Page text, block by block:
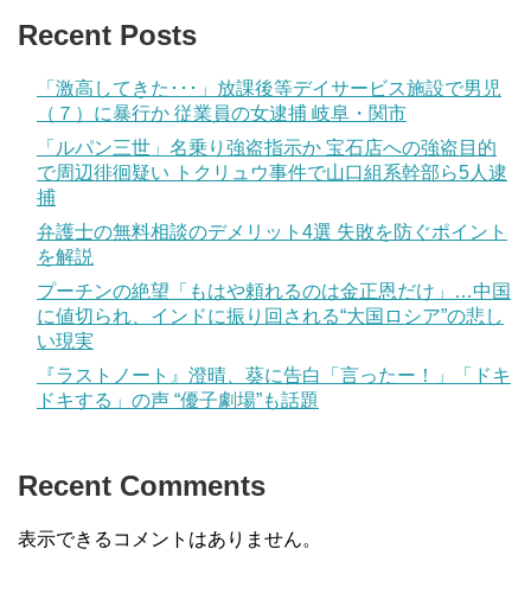
Recent Posts
「激高してきた･･･」放課後等デイサービス施設で男児
（７）に暴行か 従業員の女逮捕 岐阜・関市
「ルパン三世」名乗り強盗指示か 宝石店への強盗目的
で周辺徘徊疑い トクリュウ事件で山口組系幹部ら5人逮
捕
弁護士の無料相談のデメリット4選 失敗を防ぐポイント
を解説
プーチンの絶望「もはや頼れるのは金正恩だけ」…中国
に値切られ、インドに振り回される“大国ロシア”の悲し
い現実
『ラストノート』澄晴、葵に告白「言ったー！」「ドキ
ドキする」の声 “優子劇場”も話題
Recent Comments
表示できるコメントはありません。